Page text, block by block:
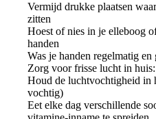
Vermijd drukke plaatsen
zitten
Hoest of nies in je elleboog
handen
Was je handen regelmatig en
Zorg voor frisse lucht in
Houd de luchtvochtigheid in
vochtig)
Eet elke dag verschillende